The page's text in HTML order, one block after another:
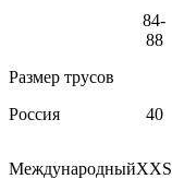
84-
88
Размер трусов
Россия
40
МеждународныйXXS